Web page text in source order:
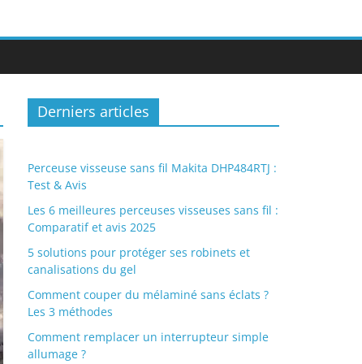
Derniers articles
Perceuse visseuse sans fil Makita DHP484RTJ :
Test & Avis
Les 6 meilleures perceuses visseuses sans fil :
Comparatif et avis 2025
5 solutions pour protéger ses robinets et
canalisations du gel
Comment couper du mélaminé sans éclats ?
Les 3 méthodes
Comment remplacer un interrupteur simple
allumage ?